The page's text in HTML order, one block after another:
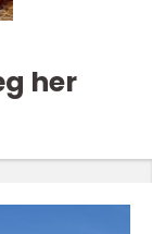
her